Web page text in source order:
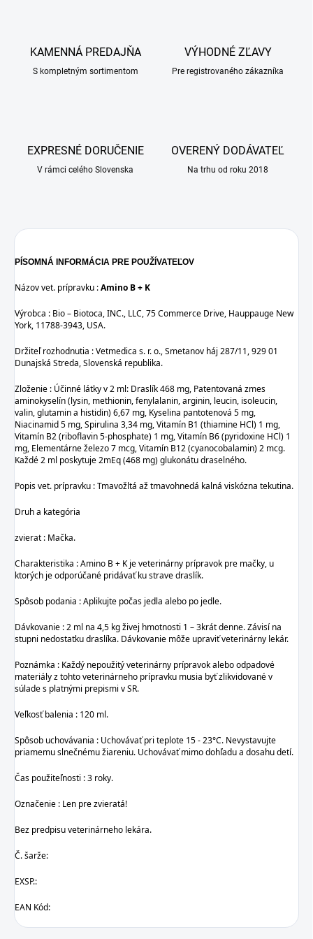
KAMENNÁ PREDAJŇA
S kompletným sortimentom
VÝHODNÉ ZĽAVY
Pre registrovaného zákazníka
EXPRESNÉ DORUČENIE
V rámci celého Slovenska
OVERENÝ DODÁVATEĽ
Na trhu od roku 2018
PÍSOMNÁ INFORMÁCIA PRE POUŽÍVATEĽOV
Názov vet. prípravku :Amino B + K
Výrobca : Bio – Biotoca, INC., LLC, 75 Commerce Drive, Hauppauge New
York, 11788-3943, USA.
Držiteľ rozhodnutia : Vetmedica s. r. o., Smetanov háj 287/11, 929 01
Dunajská Streda, Slovenská republika.
Zloženie : Účinné látky v 2 ml: Draslík 468 mg, Patentovaná zmes
aminokyselín (lysin, methionin, fenylalanin, arginin, leucin, isoleucin,
valin, glutamin a histidin) 6,67 mg, Kyselina pantotenová 5 mg,
Niacinamid 5 mg, Spirulina 3,34 mg, Vitamín B1 (thiamine HCl) 1 mg,
Vitamín B2 (riboflavin 5-phosphate) 1 mg, Vitamín B6 (pyridoxine HCl) 1
mg, Elementárne železo 7 mcg, Vitamín B12 (cyanocobalamin) 2 mcg.
Každé 2 ml poskytuje 2mEq (468 mg) glukonátu draselného.
Popis vet. prípravku : Tmavožltá až tmavohnedá kalná viskózna tekutina.
Druh a kategória
zvierat : Mačka.
Charakteristika : Amino B + K je veterinárny prípravok pre mačky, u
ktorých je odporúčané pridávať ku strave draslík.
Spôsob podania : Aplikujte počas jedla alebo po jedle.
Dávkovanie : 2 ml na 4,5 kg živej hmotnosti 1 – 3krát denne. Závisí na
stupni nedostatku draslíka. Dávkovanie môže upraviť veterinárny lekár.
Poznámka : Každý nepoužitý veterinárny prípravok alebo odpadové
materiály z tohto veterinárneho prípravku musia byť zlikvidované v
súlade s platnými prepismi v SR.
Veľkosť balenia : 120 ml.
Spôsob uchovávania : Uchovávať pri teplote 15 - 23°C. Nevystavujte
priamemu slnečnému žiareniu. Uchovávať mimo dohľadu a dosahu detí.
Čas použiteľnosti : 3 roky.
Označenie : Len pre zvieratá!
Bez predpisu veterinárneho lekára.
Č. šarže:
EXSP.:
EAN Kód: